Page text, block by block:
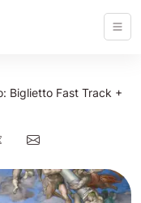
Biglietto Fast Track +